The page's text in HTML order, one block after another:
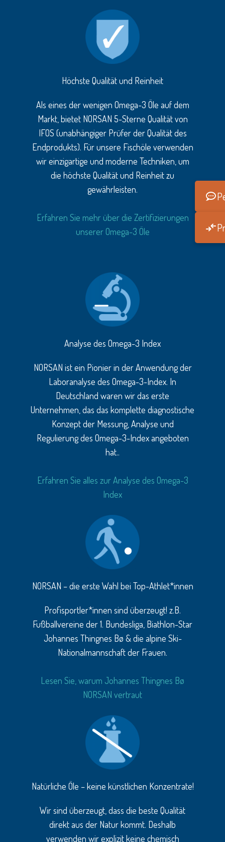
Höchste Qualität und Reinheit
Als eines der wenigen Omega-3 Öle auf dem
Markt, bietet NORSAN 5-Sterne Qualität von
IFOS (unabhängiger Prüfer der Qualität des
Endprodukts). Für unsere Fischöle verwenden
wir einzigartige und moderne Techniken, um
die höchste Qualität und Reinheit zu
gewährleisten.
Erfahren Sie mehr über die Zertifizierungen
unserer Omega-3 Öle
Analyse des Omega-3 Index
NORSAN ist ein Pionier in der Anwendung der
Laboranalyse des Omega-3-Index. In
Deutschland waren wir das erste
Unternehmen, das das komplette diagnostische
Konzept der Messung, Analyse und
Regulierung des Omega-3-Index angeboten
hat..
Erfahren Sie alles zur Analyse des Omega-3
Index
NORSAN – die erste Wahl bei Top-Athlet*innen
Profisportler*innen sind überzeugt! z.B.
Fußballvereine der 1. Bundesliga, Biathlon-Star
Johannes Thingnes Bø & die alpine Ski-
Nationalmannschaft der Frauen.
Lesen Sie, warum Johannes Thingnes Bø
NORSAN vertraut
Natürliche Öle – keine künstlichen Konzentrate!
Wir sind überzeugt, dass die beste Qualität
direkt aus der Natur kommt. Deshalb
verwenden wir explizit keine chemisch